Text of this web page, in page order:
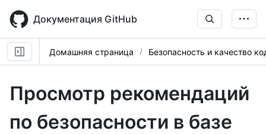
main
content
Документация GitHub
Домашняя страница Безопасность и качество
Просмотр рекомендаций
по безопасности в базе